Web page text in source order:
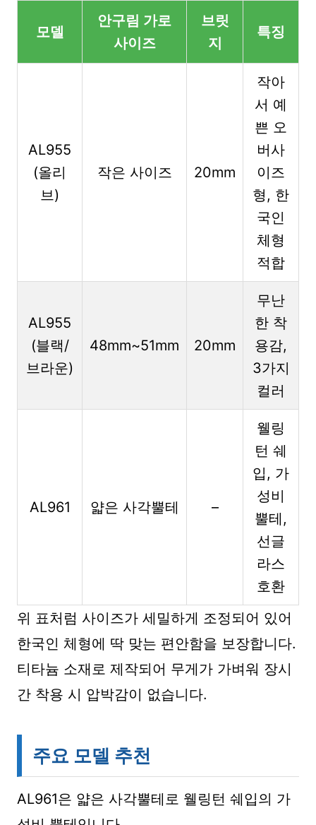
모델
안구림 가로
사이즈
브릿
지
특징
AL955
(올리
브)
작은 사이즈 20mm
작아
서 예
쁜 오
버사
이즈
형, 한
국인
체형
적합
AL955
(블랙/
브라운)
48mm~51mm 20mm
무난
한 착
용감,
3가지
컬러
AL961 얇은 사각뿔테 –
웰링
턴 쉐
입, 가
성비
뿔테,
선글
라스
호환
위 표처럼 사이즈가 세밀하게 조정되어 있어
한국인 체형에 딱 맞는 편안함을 보장합니다.
티타늄 소재로 제작되어 무게가 가벼워 장시
간 착용 시 압박감이 없습니다.
주요 모델 추천
AL961은 얇은 사각뿔테로 웰링턴 쉐입의 가